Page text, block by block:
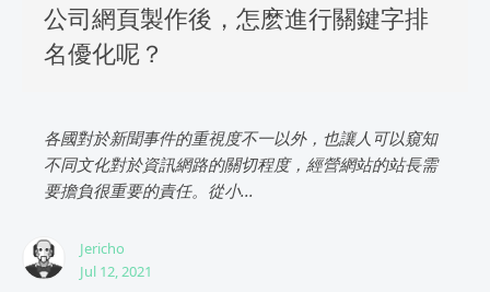
公司網頁製作後，怎麽進行關鍵字排
名優化呢？
各國對於新聞事件的重視度不一以外，也讓人可以窺知
不同文化對於資訊網路的關切程度，經營網站的站長需
要擔負很重要的責任。從小...
Jericho
Jul 12, 2021